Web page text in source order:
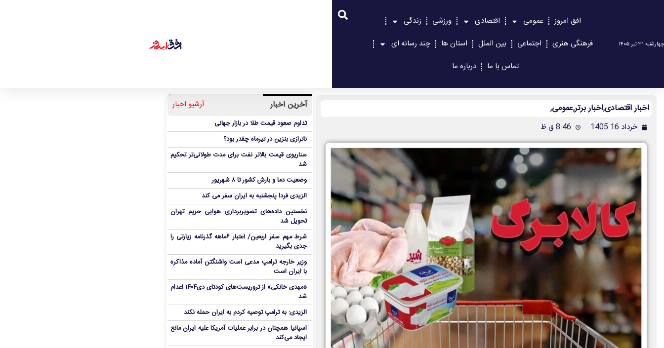
چهارشنبه ۳۱ تیر ۱۴۰۵
افق امروز عمومی اقتصادی ورزشی
زندگی
فرهنگی هنری
اجتماعی بین الملل استان ها
چند رسانه ای
تماس با ما
درباره ما
اخبار اقتصادی,اخبار برتر,عمومی,
خرداد 16 1405 8:46 ق.ظ
آخرین اخبار آرشیو اخبار
تداوم صعود قیمت طلا در بازار جهانی
ناترازی بنزین در تیرماه چقدر بود؟
سناریوی قیمت بالاتر نفت برای مدت طولانی‌تر تحکیم
شد
وضعیت دما و بارش کشور تا ۸ شهریور
الزیدی فردا پنجشنبه به ایران سفر می کند
نخستین داده‌های تصویربرداری هوایی حریم تهران
تحویل شد
شرط مهم سفر اربعین/ اعتبار ۶ماهه گذرنامه زیارتی را
جدی بگیرید
وزیر خارجه ترامپ مدعی است واشنگتن آماده مذاکره
با ایران است
«مهدی خانکی» از تروریست‌های کودتای دی۱۴۰۴ اعدام
شد
الزیدی: به ترامپ توصیه کردم به ایران حمله نکند
اسپانیا همچنان در برابر عملیات آمریکا علیه ایران مانع
ایجاد می‌کند